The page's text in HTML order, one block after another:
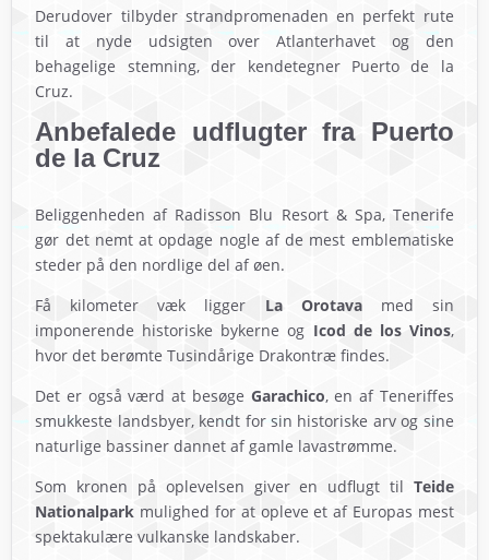
Derudover tilbyder strandpromenaden en perfekt rute
til at nyde udsigten over Atlanterhavet og den
behagelige stemning, der kendetegner Puerto de la
Cruz.
Anbefalede udflugter fra Puerto
de la Cruz
Beliggenheden af Radisson Blu Resort & Spa, Tenerife
gør det nemt at opdage nogle af de mest emblematiske
steder på den nordlige del af øen.
Få kilometer væk ligger La Orotavamed sin
imponerende historiske bykerne og Icod de los Vinos,
hvor det berømte Tusindårige Drakontræ findes.
Det er også værd at besøge Garachico, en af Teneriffes
smukkeste landsbyer, kendt for sin historiske arv og sine
naturlige bassiner dannet af gamle lavastrømme.
Som kronen på oplevelsen giver en udflugt til Teide
Nationalpark mulighed for at opleve et af Europas mest
spektakulære vulkanske landskaber.